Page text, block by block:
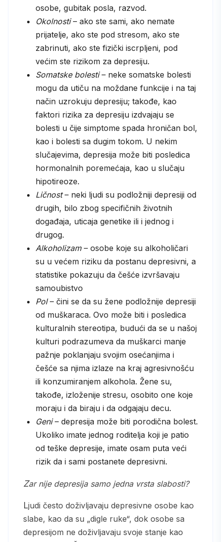
osobe, gubitak posla, razvod.
Okolnosti– ako ste sami, ako nemate
prijatelje, ako ste pod stresom, ako ste
zabrinuti, ako ste fizički iscrpljeni, pod
većim ste rizikom za depresiju.
Somatske bolesti– neke somatske bolesti
mogu da utiču na moždane funkcije i na taj
način uzrokuju depresiju; takođe, kao
faktori rizika za depresiju izdvajaju se
bolesti u čije simptome spada hroničan bol,
kao i bolesti sa dugim tokom. U nekim
slučajevima, depresija može biti posledica
hormonalnih poremećaja, kao u slučaju
hipotireoze.
Ličnost– neki ljudi su podložniji depresiji od
drugih, bilo zbog specifičnih životnih
događaja, uticaja genetike ili i jednog i
drugog.
Alkoholizam – osobe koje su alkoholičari
su u većem riziku da postanu depresivni, a
statistike pokazuju da češće izvršavaju
samoubistvo
Pol– čini se da su žene podložnije depresiji
od muškaraca. Ovo može biti i posledica
kulturalnih stereotipa, budući da se u našoj
kulturi podrazumeva da muškarci manje
pažnje poklanjaju svojim osećanjima i
češće sa njima izlaze na kraj agresivnošću
ili konzumiranjem alkohola. Žene su,
takođe, izloženije stresu, osobito one koje
moraju i da biraju i da odgajaju decu.
Geni– depresija može biti porodična bolest.
Ukoliko imate jednog roditelja koji je patio
od teške depresije, imate osam puta veći
rizik da i sami postanete depresivni.
Zar nije depresija samo jedna vrsta slabosti?
Ljudi često doživljavaju depresivne osobe kao
slabe, kao da su „digle ruke“, dok osobe sa
depresijom ne doživljavaju svoje stanje kao